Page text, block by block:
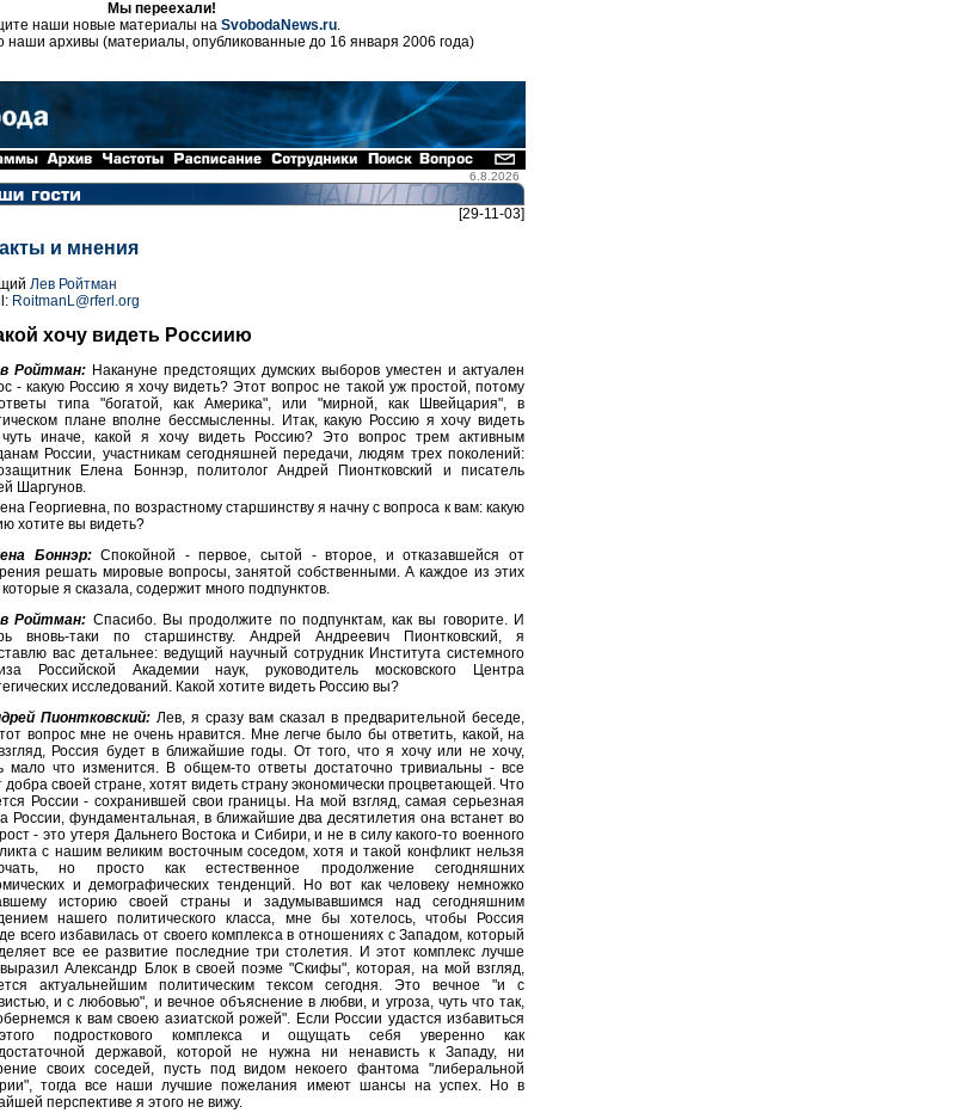
Мы переехали!
наши новые материалы на SvobodaNews.ru.
наши архивы (материалы, опубликованные до 16 января 2006 года)
6.8.2026
[29-11-03]
и мнения
Лев Ройтман
RoitmanL@rferl.org
хочу видеть Россиию
Ройтман: Накануне предстоящих думских выборов уместен и актуален
- какую Россию я хочу видеть? Этот вопрос не такой уж простой, потому
типа "богатой, как Америка", или "мирной, как Швейцария", в
плане вполне бессмысленны. Итак, какую Россию я хочу видеть
иначе, какой я хочу видеть Россию? Это вопрос трем активным
России, участникам сегодняшней передачи, людям трех поколений:
Елена Боннэр, политолог Андрей Пионтковский и писатель
Шаргунов.
Георгиевна, по возрастному старшинству я начну с вопроса к вам: какую
хотите вы видеть?
Боннэр:Спокойной - первое, сытой - второе, и отказавшейся от
решать мировые вопросы, занятой собственными. А каждое из этих
которые я сказала, содержит много подпунктов.
Ройтман: Спасибо. Вы продолжите по подпунктам, как вы говорите. И
вновь-таки по старшинству. Андрей Андреевич Пионтковский, я
вас детальнее: ведущий научный сотрудник Института системного
Российской Академии наук, руководитель московского Центра
исследований. Какой хотите видеть Россию вы?
Пионтковский:Лев, я сразу вам сказал в предварительной беседе,
вопрос мне не очень нравится. Мне легче было бы ответить, какой, на
Россия будет в ближайшие годы. От того, что я хочу или не хочу,
мало что изменится. В общем-то ответы достаточно тривиальны - все
добра своей стране, хотят видеть страну экономически процветающей. Что
России - сохранившей свои границы. На мой взгляд, самая серьезная
России, фундаментальная, в ближайшие два десятилетия она встанет во
- это утеря Дальнего Востока и Сибири, и не в силу какого-то военного
с нашим великим восточным соседом, хотя и такой конфликт нельзя
но просто как естественное продолжение сегодняшних
и демографических тенденций. Но вот как человеку немножко
историю своей страны и задумывавшимся над сегодняшним
нашего политического класса, мне бы хотелось, чтобы Россия
всего избавилась от своего комплекса в отношениях с Западом, который
все ее развитие последние три столетия. И этот комплекс лучше
Александр Блок в своей поэме "Скифы", которая, на мой взгляд,
актуальнейшим политическим тексом сегодня. Это вечное "и с
и с любовью", и вечное объяснение в любви, и угроза, чуть что так,
к вам своею азиатской рожей". Если России удастся избавиться
подросткового комплекса и ощущать себя уверенно как
державой, которой не нужна ни ненависть к Западу, ни
своих соседей, пусть под видом некоего фантома "либеральной
тогда все наши лучшие пожелания имеют шансы на успех. Но в
перспективе я этого не вижу.